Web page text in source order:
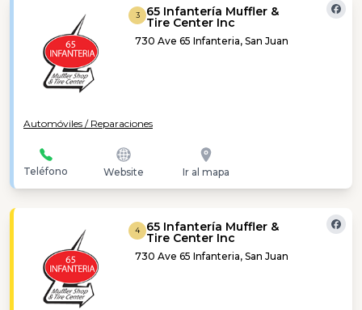
3 65 Infantería Muffler &
Tire Center Inc
730 Ave 65 Infanteria, San Juan
Automóviles / Reparaciones
Teléfono Website Ir al mapa
4 65 Infantería Muffler &
Tire Center Inc
730 Ave 65 Infanteria, San Juan